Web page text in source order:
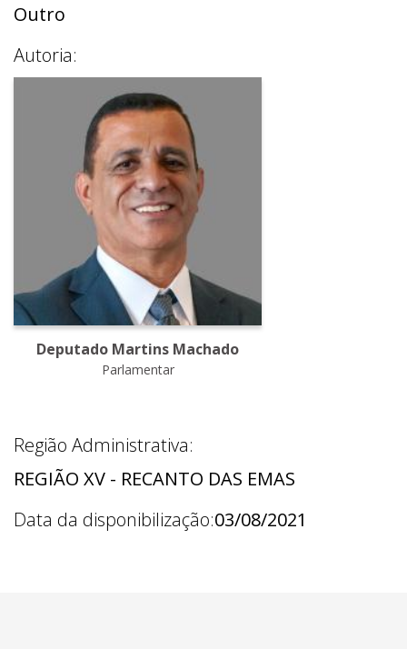
Outro
Autoria:
Deputado Martins Machado
Parlamentar
Região Administrativa:
REGIÃO XV - RECANTO DAS EMAS
Data da disponibilização:03/08/2021